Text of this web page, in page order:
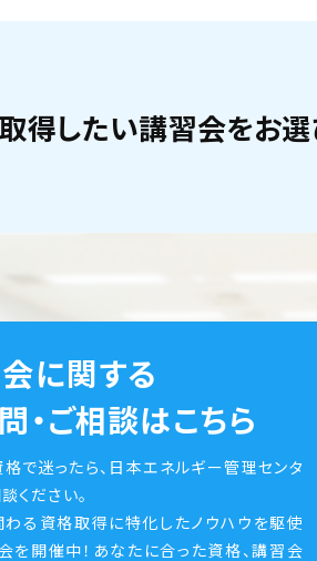
取得したい講習会をお選
に関する
・ご相談はこちら
で迷ったら、日本エネルギー管理センタ
ください。
る資格取得に特化したノウハウを駆使
を開催中！あなたに合った資格、講習会